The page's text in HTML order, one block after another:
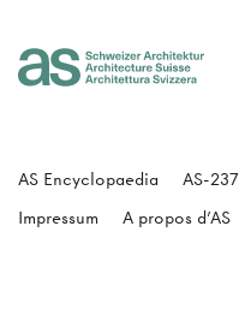
AS Encyclopaedia AS-237
Impressum
A propos d'AS